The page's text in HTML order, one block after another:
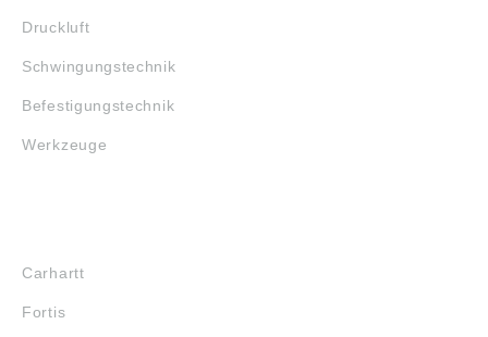
Druckluft
Schwingungstechnik
Befestigungstechnik
Werkzeuge
Carhartt
Fortis